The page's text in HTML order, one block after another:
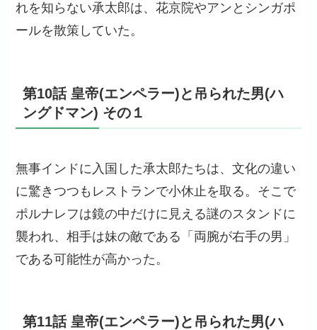
れを知らない承太郎は、花京院やアンとシンガポ
ールを散策していた。
第10話 皇帝(エンペラー)と吊られた男(ハ
ングドマン) その１
無事インドに入国した承太郎たちは、文化の違い
に驚きつつもレストランで小休止を取る。そこで
ポルナレフは鏡の中だけに見える謎のスタンドに
襲われ、相手は妹の敵である「両腕が右手の男」
である可能性が高かった。
第11話 皇帝(エンペラー)と吊られた男(ハ